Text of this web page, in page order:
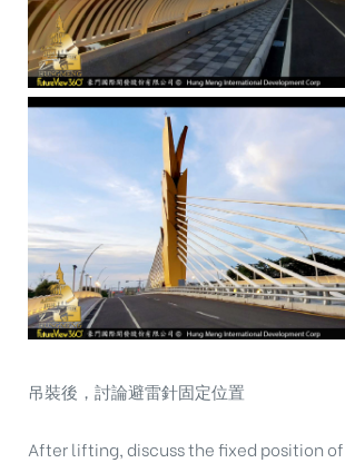
吊裝後，討論避雷針固定位置
After lifting, discuss the fixed position